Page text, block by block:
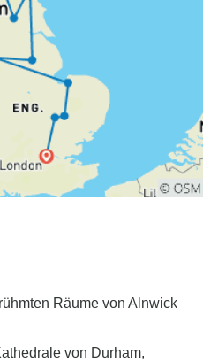
Räume von Alnwick
von Durham,